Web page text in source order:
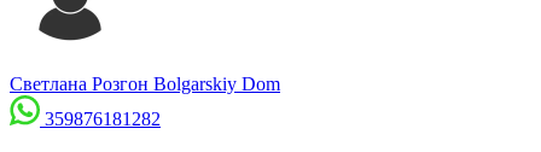
Светлана Розгон Bolgarskiy Dom
359876181282